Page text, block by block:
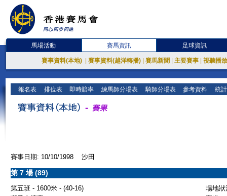
馬場活動 賽馬資訊 足球資訊
賽事資料(本地) 賽事資料(越洋轉播) 賽馬新聞 主要賽事 視聽播
報名表 排位表 即時賠率 練馬師分場表 騎師分場表 參考資料 統
賽事日期: 10/10/1998 沙田
第 7 場 (89)
第五班 - 1600米 - (40-16)
場地